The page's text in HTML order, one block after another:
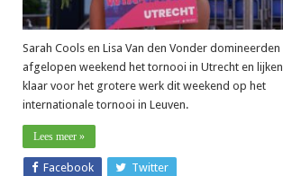
Sarah Cools en Lisa Van den Vonder domineerden
afgelopen weekend het tornooi in Utrecht en lijken
klaar voor het grotere werk dit weekend op het
internationale tornooi in Leuven.
Lees meer »
Facebook Twitter